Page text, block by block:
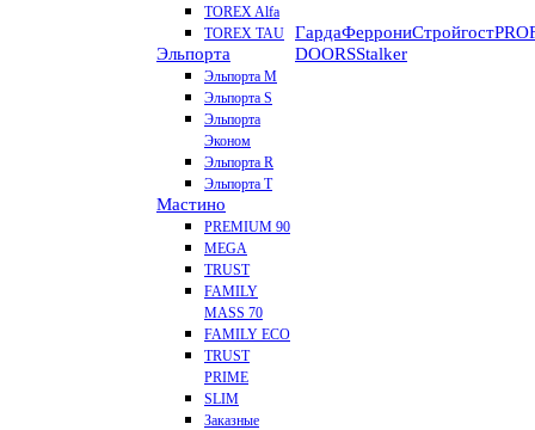
TOREX Alfa
TOREX TAU
Эльпорта
Эльпорта M
Эльпорта S
Эльпорта
Эконом
Эльпорта R
Эльпорта Т
Мастино
PREMIUM 90
MEGA
TRUST
FAMILY
MASS 70
FAMILY ECO
TRUST
PRIME
SLIM
Заказные
ГардаФеррониСтройгост
DOORSStalker